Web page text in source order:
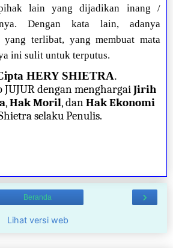
lain yang dijadikan inang /
Dengan kata lain, adanya
terlibat, yang membuat mata
ini sulit untuk terputus.
HERY SHIETRA.
dengan menghargaiJirih
,Hak Moril, danHak Ekonomi
selaku Penulis.
›
Beranda
Lihat versi web